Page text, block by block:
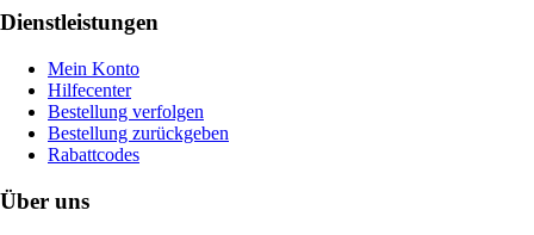
Dienstleistungen
Mein Konto
Hilfecenter
Bestellung verfolgen
Bestellung zurückgeben
Rabattcodes
Über uns